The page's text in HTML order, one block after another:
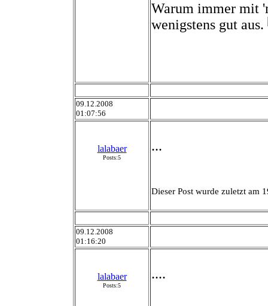
Warum immer mit
wenigstens gut aus.
09.12.2008
01:07:56
lalabaer
Posts:5
...
Dieser Post wurde zuletzt am
09.12.2008
01:16:20
lalabaer
Posts:5
....